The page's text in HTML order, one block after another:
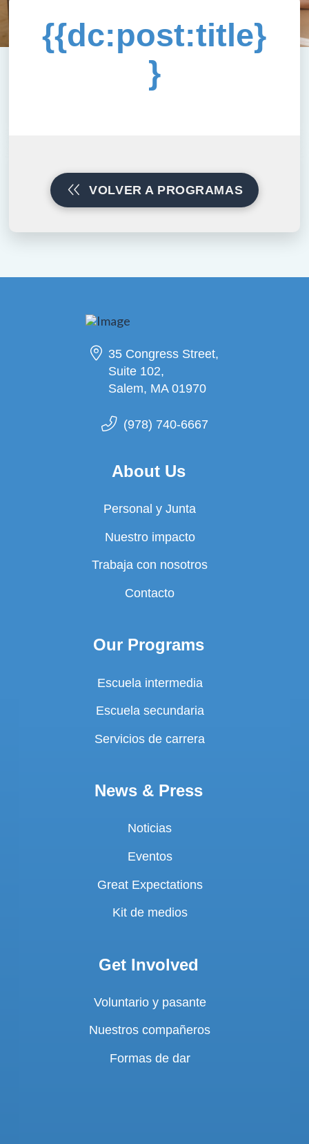
{{dc:post:title}
}
VOLVER A PROGRAMAS
35 Congress Street,
Suite 102,
Salem, MA 01970
(978) 740-6667
About Us
Personal y Junta
Nuestro impacto
Trabaja con nosotros
Contacto
Our Programs
Escuela intermedia
Escuela secundaria
Servicios de carrera
News & Press
Noticias
Eventos
Great Expectations
Kit de medios
Get Involved
Voluntario y pasante
Nuestros compañeros
Formas de dar